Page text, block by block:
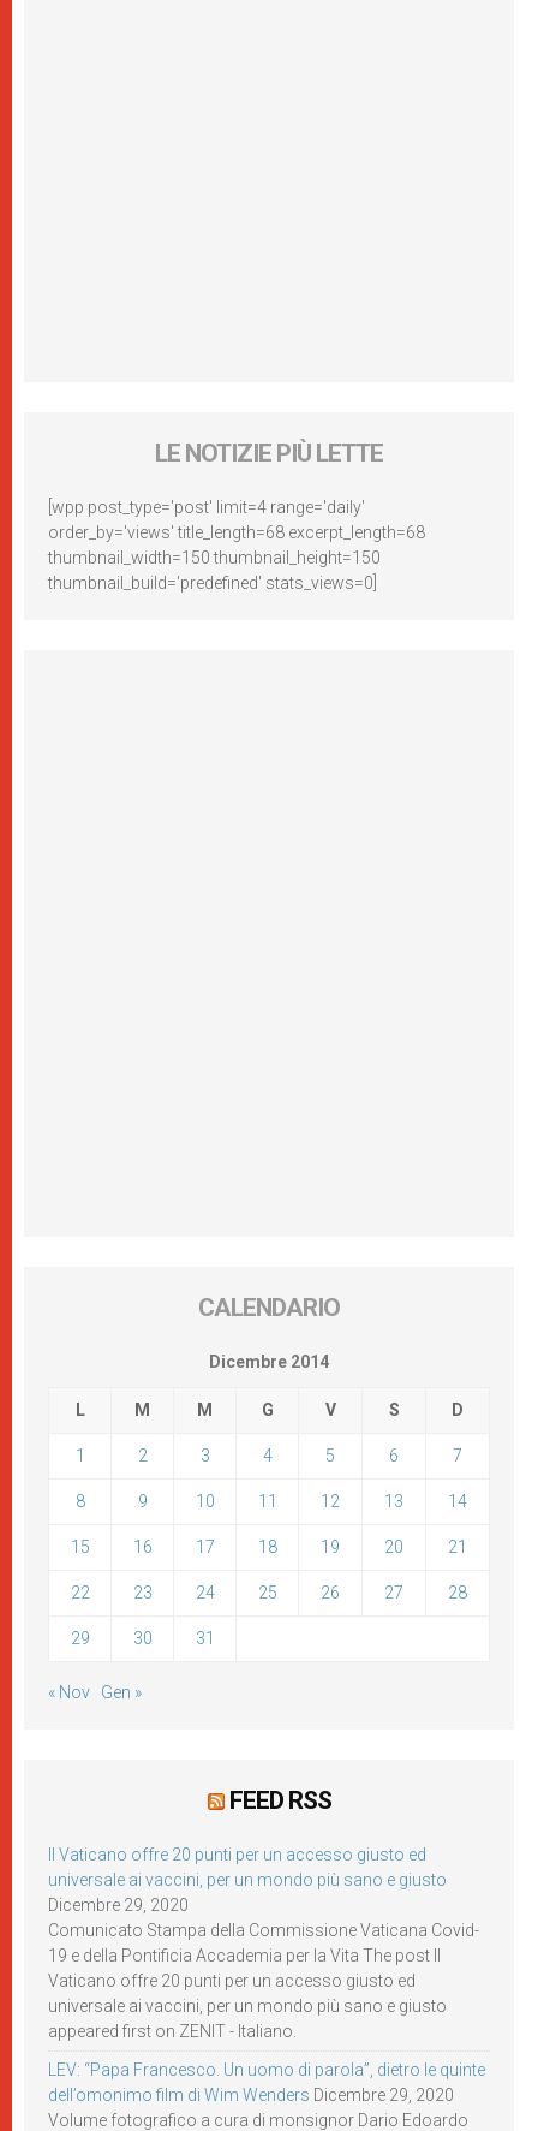
LE NOTIZIE PIÙ LETTE
[wpp post_type='post' limit=4 range='daily'
order_by='views' title_length=68 excerpt_length=68
thumbnail_width=150 thumbnail_height=150
thumbnail_build='predefined' stats_views=0]
CALENDARIO
Dicembre 2014
L M M G V S D
1 2 3 4 5 6 7
8 9 10 11 12 13 14
15 16 17 18 19 20 21
22 23 24 25 26 27 28
29 30 31
« Nov Gen »
FEED RSS
Il Vaticano offre 20 punti per un accesso giusto ed
universale ai vaccini, per un mondo più sano e giusto
Dicembre 29, 2020
Comunicato Stampa della Commissione Vaticana Covid-
19 e della Pontificia Accademia per la Vita The post Il
Vaticano offre 20 punti per un accesso giusto ed
universale ai vaccini, per un mondo più sano e giusto
appeared first on ZENIT - Italiano.
LEV: “Papa Francesco. Un uomo di parola”, dietro le quinte
dell’omonimo film di Wim Wenders Dicembre 29, 2020
Volume fotografico a cura di monsignor Dario Edoardo